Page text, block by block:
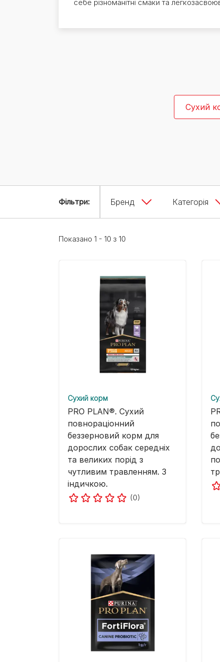
Всі статті про собак
Експерти Purina®себе різноманітні смаки та
Сухий
Фільтри: Бренд Категорія
Показано 1 - 10 з 10
Cухий корм
PRO PLAN®. Сухий
повнораціонний
беззерновий корм для
дорослих собак середніх
та великих порід з
чутливим травленням. З
індичкою.
(0)